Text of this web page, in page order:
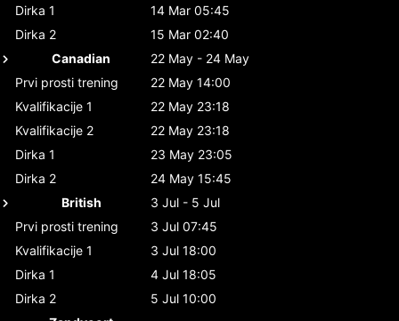
Dirka 1
14 Mar 05:45
Dirka 2
15 Mar 02:40
Canadian
22 May - 24 May
Prvi prosti trening
22 May 14:00
Kvalifikacije 1
22 May 23:18
Kvalifikacije 2
22 May 23:18
Dirka 1
23 May 23:05
Dirka 2
24 May 15:45
British
3 Jul - 5 Jul
Prvi prosti trening
3 Jul 07:45
Kvalifikacije 1
3 Jul 18:00
Dirka 1
4 Jul 18:05
Dirka 2
5 Jul 10:00